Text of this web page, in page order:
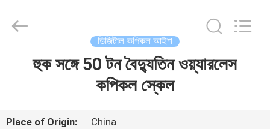
Co.,Limited.
ডিজিটাল কপিকল আইশ
হুক সঙ্গে 50 টন বৈদ্যুতিন ওয়্যারলেস
কপিকল স্কেল
Place of Origin:
China